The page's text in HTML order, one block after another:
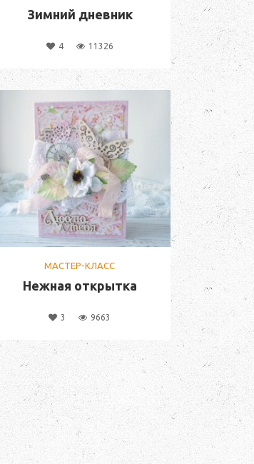
Зимний дневник
4 11326
МАСТЕР-КЛАСС
Нежная открытка
3 9663